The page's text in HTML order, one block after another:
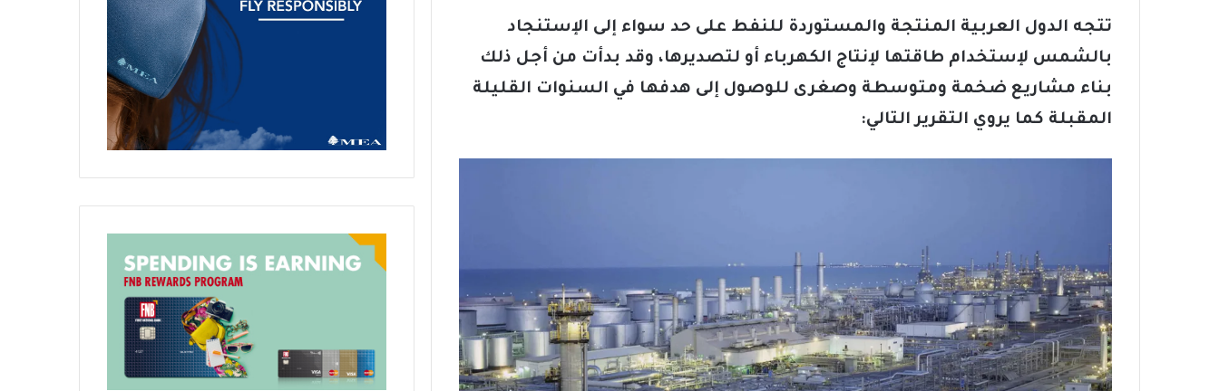
تتجه الدول العربية المنتجة والمستوردة للنفط على حد سواء إلى الإستنجاد
بالشمس لإستخدام طاقتها لإنتاج الكهرباء أو لتصديرها، وقد بدأت من أجل ذلك
بناء مشاريع ضخمة ومتوسطة وصغرى للوصول إلى هدفها في السنوات القليلة
المقبلة كما يروي التقرير التالي: